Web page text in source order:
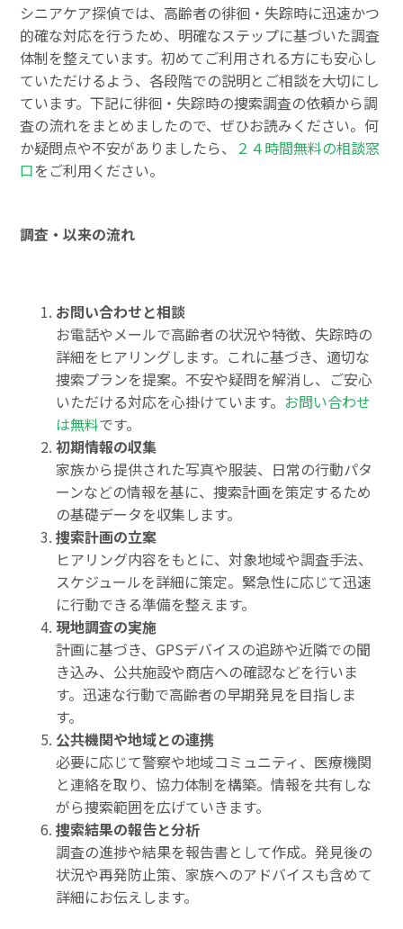
シニアケア探偵では、高齢者の徘徊・失踪時に迅速かつ
的確な対応を行うため、明確なステップに基づいた調査
体制を整えています。初めてご利用される方にも安心し
ていただけるよう、各段階での説明とご相談を大切にし
ています。下記に徘徊・失踪時の捜索調査の依頼から調
査の流れをまとめましたので、ぜひお読みください。何
か疑問点や不安がありましたら、
２４時間無料の相談窓
口をご利用ください。
調査・以来の流れ
お問い合わせと相談
お電話やメールで高齢者の状況や特徴、失踪時の
詳細をヒアリングします。これに基づき、適切な
捜索プランを提案。不安や疑問を解消し、ご安心
いただける対応を心掛けています。 お問い合わせ
は無料です。
初期情報の収集
家族から提供された写真や服装、日常の行動パタ
ーンなどの情報を基に、捜索計画を策定するため
の基礎データを収集します。
捜索計画の立案
ヒアリング内容をもとに、対象地域や調査手法、
スケジュールを詳細に策定。緊急性に応じて迅速
に行動できる準備を整えます。
現地調査の実施
計画に基づき、GPSデバイスの追跡や近隣での聞
き込み、公共施設や商店への確認などを行いま
す。迅速な行動で高齢者の早期発見を目指しま
す。
公共機関や地域との連携
必要に応じて警察や地域コミュニティ、医療機関
と連絡を取り、協力体制を構築。情報を共有しな
がら捜索範囲を広げていきます。
捜索結果の報告と分析
調査の進捗や結果を報告書として作成。発見後の
状況や再発防止策、家族へのアドバイスも含めて
詳細にお伝えします。